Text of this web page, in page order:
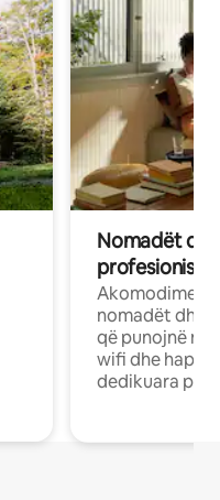
Nomadët
Akomodime
nomadët dhe
që punojnë në
wifi dhe
dedikuara